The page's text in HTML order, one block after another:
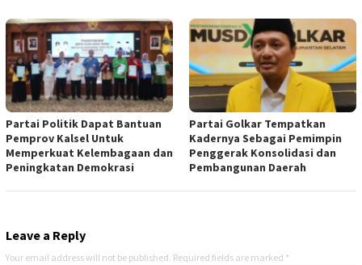
Partai Politik Dapat Bantuan
Pemprov Kalsel Untuk
Memperkuat Kelembagaan dan
Peningkatan Demokrasi
Partai Golkar Tempatkan
Kadernya Sebagai Pemimpin
Penggerak Konsolidasi dan
Pembangunan Daerah
Leave a Reply
Your email address will not be published. Required fields are marked *